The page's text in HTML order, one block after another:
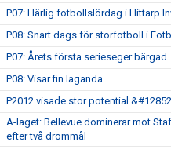
P07: Härlig fotbollslördag i Hittarp
P08: Snart dags för storfotboll i
P07: Årets första serieseger bärgad
P08: Visar fin laganda
P2012 visade stor potential
A-laget: Bellevue dominerar mot
efter två drömmål